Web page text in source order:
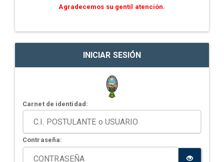
Agradecemos su gentil atención.
INICIAR SESIÓN
Carnet de identidad:
Contraseña: